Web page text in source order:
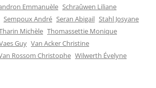
Emmanuèle Schraûwen Liliane
Sempoux André Seran Abigail Stahl Josyane
Michèle Thomassettie Monique
Guy Van Acker Christine
Rossom Christophe Wilwerth Évelyne